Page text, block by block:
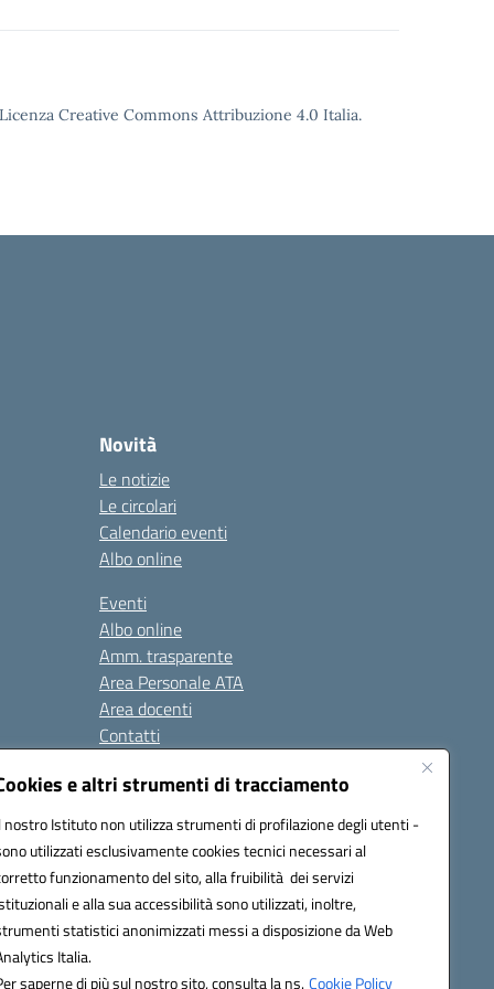
e altri strumenti di tracciamento
nostro Istituto non utilizza strumenti di profilazione degli utenti -
utilizzati esclusivamente cookies tecnici necessari al
funzionamento del sito, alla fruibilità dei servizi
e alla sua accessibilità sono utilizzati, inoltre,
statistici anonimizzati messi a disposizione da Web
Italia.
saperne di più sul nostro sito, consulta la ns.Cookie Policy
Creative Commons Attribuzione 4.0 Italia.
Novità
Le notizie
Le circolari
Calendario eventi
Albo online
Eventi
Albo online
Amm. trasparente
Area Personale ATA
Area docenti
Contatti